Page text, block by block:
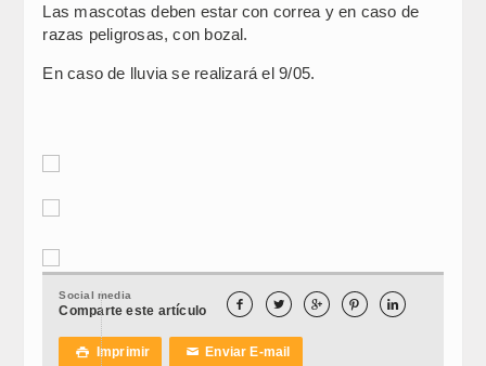
Las mascotas deben estar con correa y en caso de
razas peligrosas, con bozal.
En caso de lluvia se realizará el 9/05.
Social media
Comparte este artículo     
 Imprimir ✉Enviar E-mail